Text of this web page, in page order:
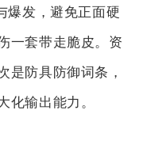
爆发，避免正面硬
一套带走脆皮。资
是防具防御词条，
化输出能力。